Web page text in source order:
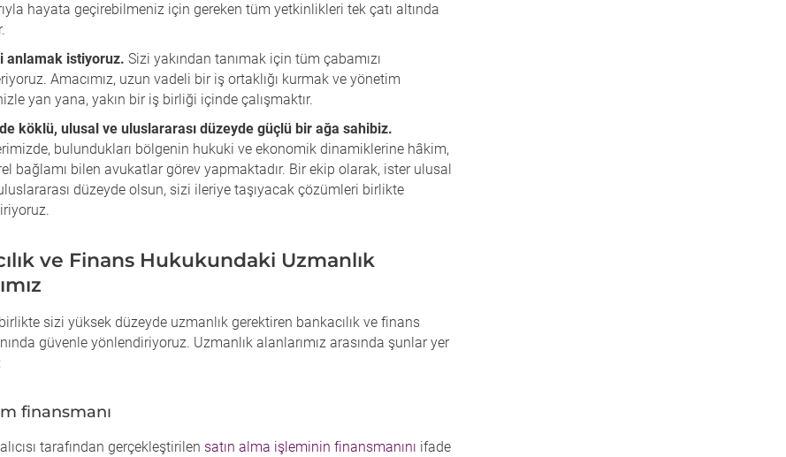
hayata geçirebilmeniz için gereken tüm yetkinlikleri tek çatı altında
anlamak istiyoruz. Sizi yakından tanımak için tüm çabamızı
Amacımız, uzun vadeli bir iş ortaklığı kurmak ve yönetim
yan yana, yakın bir iş birliği içinde çalışmaktır.
köklü, ulusal ve uluslararası düzeyde güçlü bir ağa sahibiz.
bulundukları bölgenin hukuki ve ekonomik dinamiklerine hâkim,
bağlamı bilen avukatlar görev yapmaktadır. Bir ekip olarak, ister ulusal
düzeyde olsun, sizi ileriye taşıyacak çözümleri birlikte
ve Finans Hukukundaki Uzmanlık
sizi yüksek düzeyde uzmanlık gerektiren bankacılık ve finans
güvenle yönlendiriyoruz. Uzmanlık alanlarımız arasında şunlar yer
finansmanı
tarafından gerçekleştirilen satın alma işleminin finansmanını ifade